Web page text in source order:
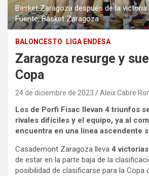
Basket Zaragoza después de la
Fuente: Basket Zaragoza
BALONCESTO LIGA ENDESA
Zaragoza resurge y
Copa
24 de diciembre de 2023 Aleix Cabre
Los de Porfi Fisac llevan 4 triunfos
rivales difíciles y el equipo, ya al
encuentra en una línea ascendente
Casademont Zaragoza lleva 4
de estar en la parte baja de la
posibilidad de clasificarse para la Copa